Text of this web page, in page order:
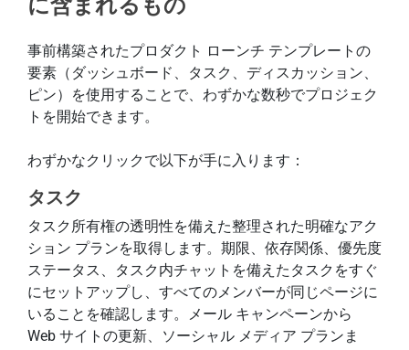
に含まれるもの
事前構築されたプロダクト ローンチ テンプレートの
要素（ダッシュボード、タスク、ディスカッション、
ピン）を使用することで、わずかな数秒でプロジェク
トを開始できます。
わずかなクリックで以下が手に入ります：
タスク
タスク所有権の透明性を備えた整理された明確なアク
ション プランを取得します。期限、依存関係、優先度
ステータス、タスク内チャットを備えたタスクをすぐ
にセットアップし、すべてのメンバーが同じページに
いることを確認します。メール キャンペーンから
Web サイトの更新、ソーシャル メディア プランま